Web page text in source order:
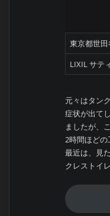
東京都世
LIXIL サテ
元々はタン
症状が出て
ましたが、
2時間ほど
最近は、見
クレストイ